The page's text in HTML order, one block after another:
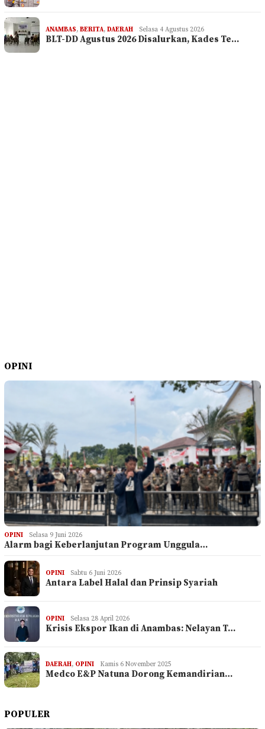
ANAMBAS, BERITA, DAERAH Selasa 4 Agustus 2026
BLT-DD Agustus 2026 Disalurkan, Kades Te…
OPINI
OPINI Selasa 9 Juni 2026
Alarm bagi Keberlanjutan Program Unggula…
OPINI Sabtu 6 Juni 2026
Antara Label Halal dan Prinsip Syariah
OPINI Selasa 28 April 2026
Krisis Ekspor Ikan di Anambas: Nelayan T…
DAERAH, OPINI Kamis 6 November 2025
Medco E&P Natuna Dorong Kemandirian…
POPULER